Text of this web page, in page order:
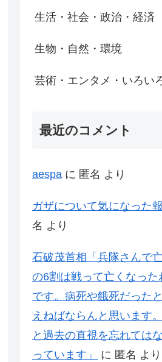
生活・社会・政治・経済
生物・自然・環境
芸術・エンタメ・いろい
最近のコメント
aespa に 匿名 より
ガザについて気になった
名 より
石破茂首相「兵隊さんで
の6割は戦って亡くなった
です。病死や餓死だった
えねばならんと思います
と過去の直視を忘れては
っています」
に 匿名 より